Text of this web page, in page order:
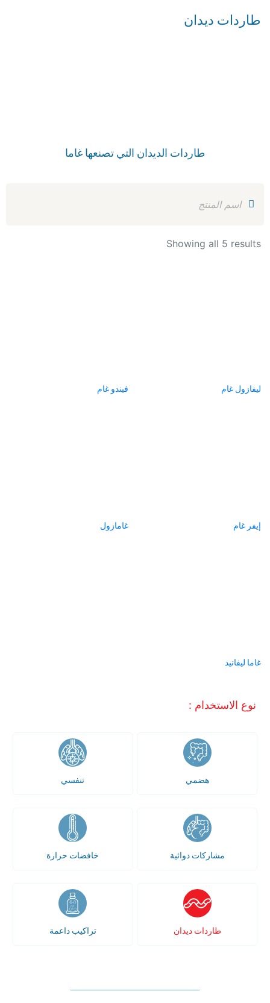
طاردات ديدان
طاردات الديدان التي تصنعها غاما
Showing all 5 results
ليفازول غام فيندو غام
إيفر غام غامازول
غاما ليفانيد
نوع الاستخدام :
هضمي تنفسي
مشاركات دوائية خافضات حرارة
طاردات ديدان تراكيب داعمة